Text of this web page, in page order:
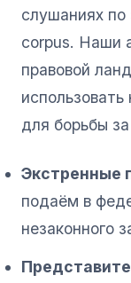
слушаниях по
corpus. Наши
правовой
для борьбы
Экстренные
подаём в
незаконного